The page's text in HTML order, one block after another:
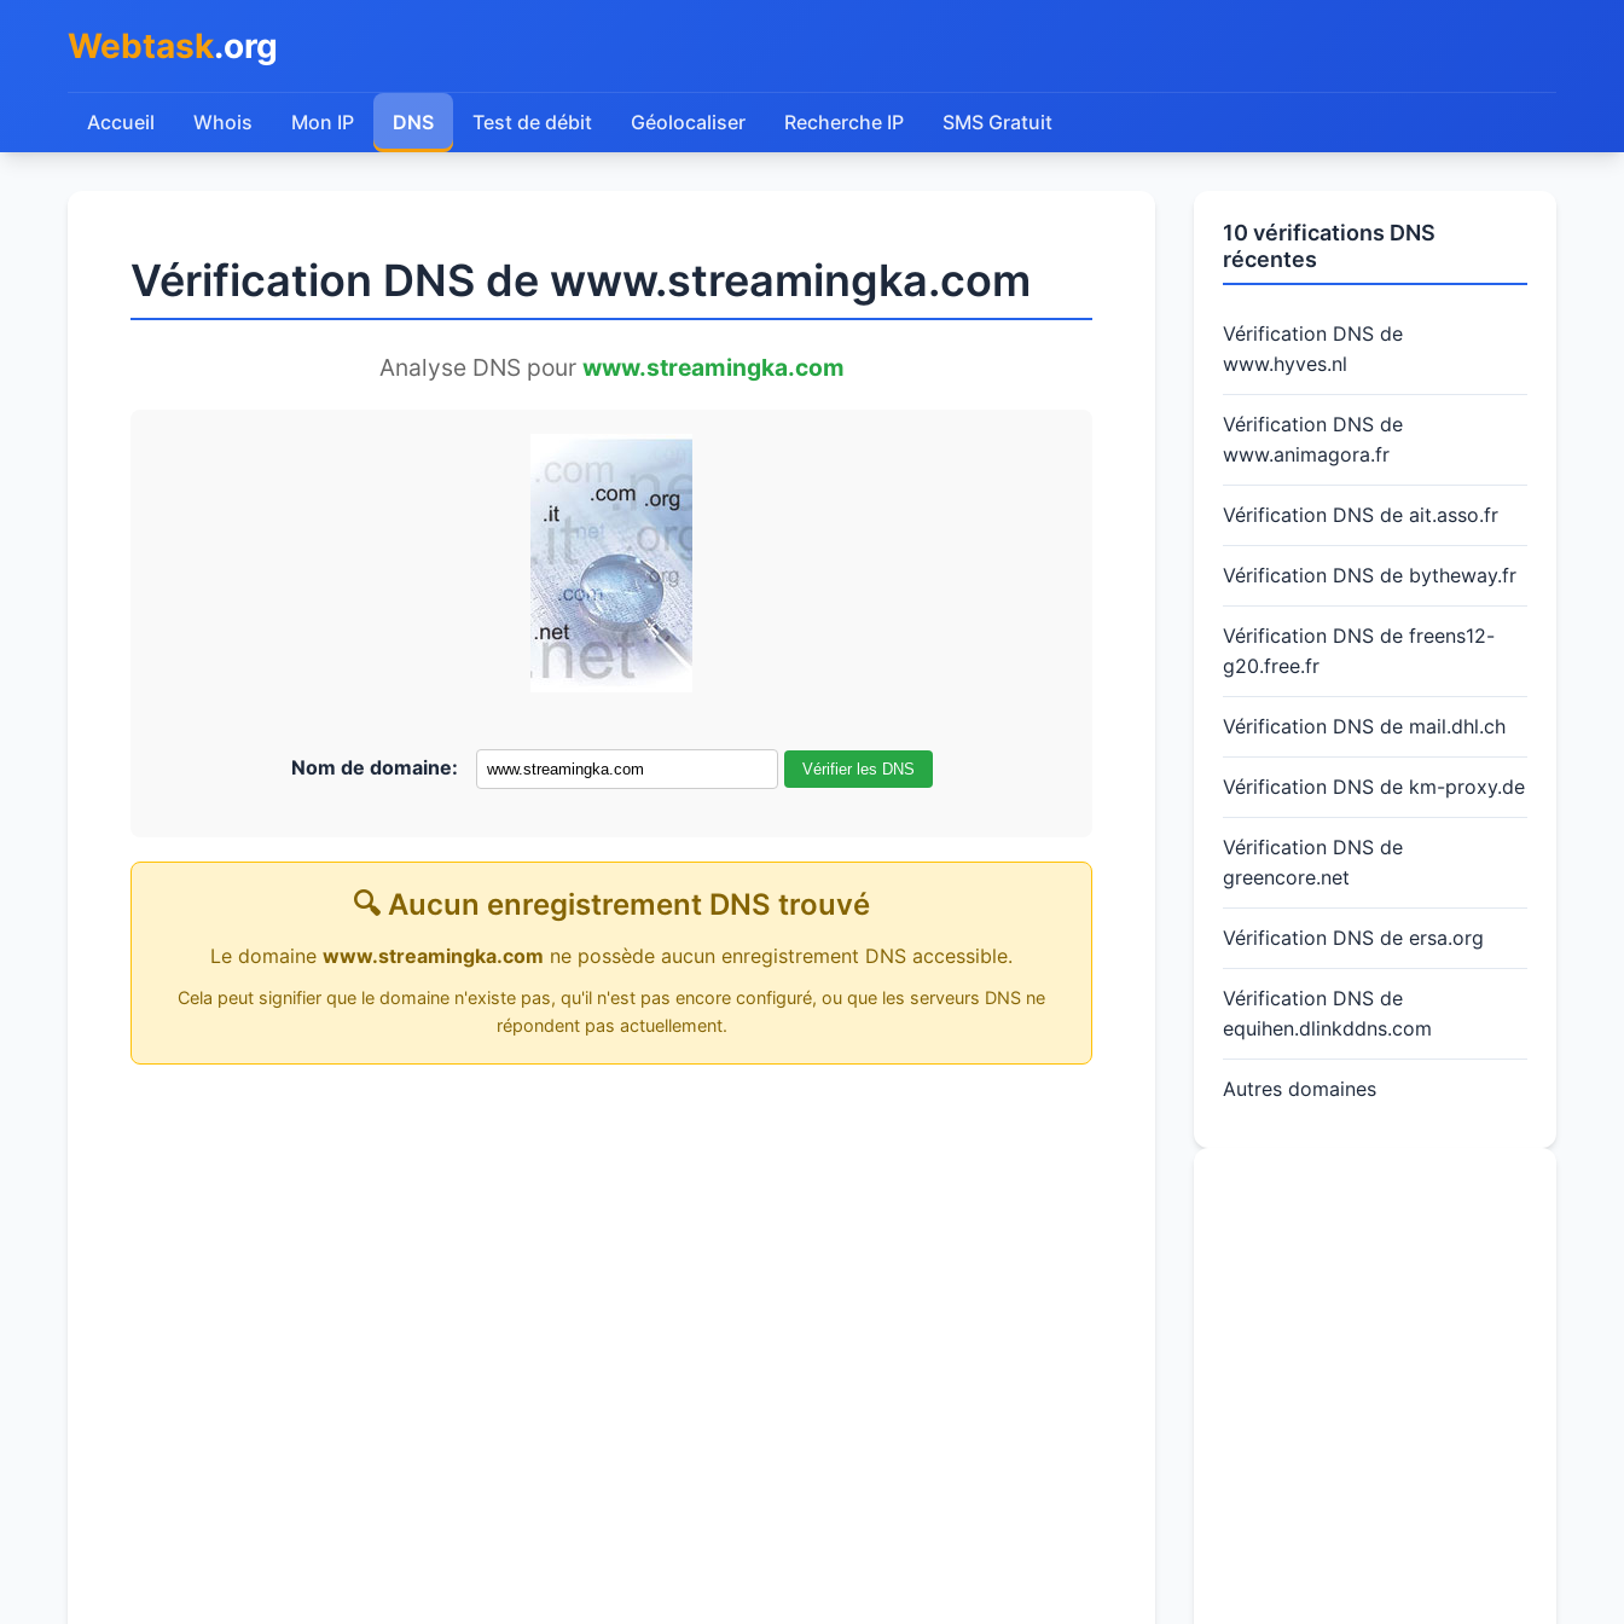
Webtask.org
Accueil Whois Mon IP DNS Test de débit Géolocaliser Recherche IP SMS Gratuit
Vérification DNS de www.streamingka.com
Analyse DNS pour www.streamingka.com
Nom de domaine: Vérifier les DNS
🔍 Aucun enregistrement DNS trouvé
Le domaine www.streamingka.com ne possède aucun enregistrement DNS accessible.
Cela peut signifier que le domaine n'existe pas, qu'il n'est pas encore configuré, ou que les serveurs DNS ne
répondent pas actuellement.
10 vérifications DNS
récentes
Vérification DNS de
www.hyves.nl
Vérification DNS de
www.animagora.fr
Vérification DNS de ait.asso.fr
Vérification DNS de bytheway.fr
Vérification DNS de freens12-
g20.free.fr
Vérification DNS de mail.dhl.ch
Vérification DNS de km-proxy.de
Vérification DNS de
greencore.net
Vérification DNS de ersa.org
Vérification DNS de
equihen.dlinkddns.com
Autres domaines